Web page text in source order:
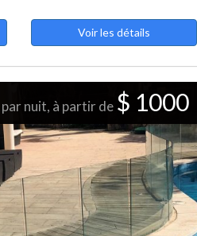
Voir les détails
par nuit, à partir de $ 1000